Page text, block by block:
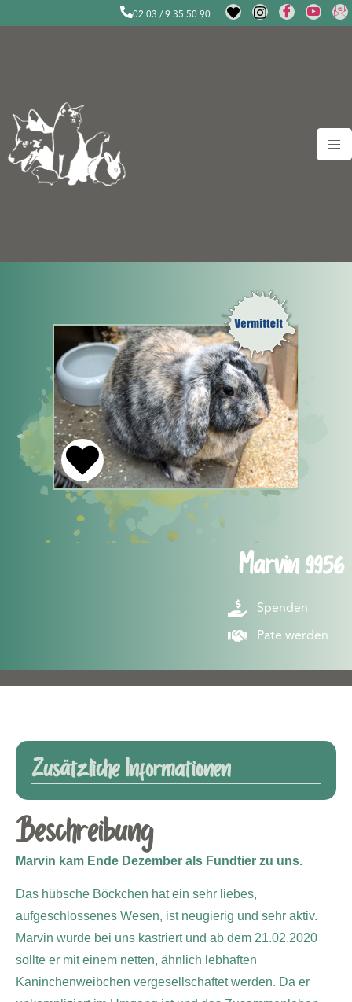
02 03 / 9 35 50 90
Marvin 9956
Spenden
Pate werden
Zusätzliche Informationen
Beschreibung
Marvin kam Ende Dezember als Fundtier zu uns.
Das hübsche Böckchen hat ein sehr liebes,
aufgeschlossenes Wesen, ist neugierig und sehr aktiv.
Marvin wurde bei uns kastriert und ab dem 21.02.2020
sollte er mit einem netten, ähnlich lebhaften
Kaninchenweibchen vergesellschaftet werden. Da er